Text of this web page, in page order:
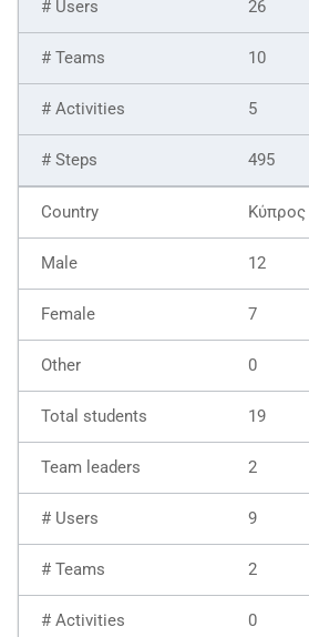
26
10
5
495
Κύπρος
12
7
0
19
2
9
2
0